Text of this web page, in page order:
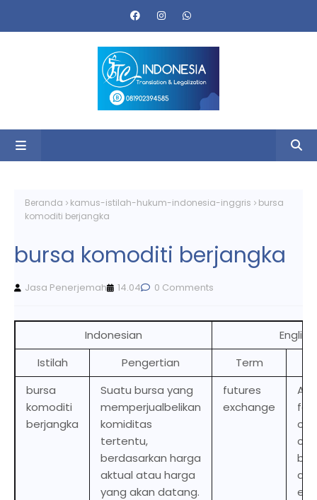
Beranda kamus-istilah-hukum-indonesia-inggris
bursa
komoditi berjangka
bursa komoditi berjangka
Jasa Penerjemah 14.04 0 Comments
Indonesian
English
Istilah
Pengertian Term
bursa
komoditi
berjangka
Suatu bursa yang
memperjualbelikan
komiditas
tertentu,
berdasarkan harga
aktual atau harga
yang akan datang.
futures
exchange
An
for
of